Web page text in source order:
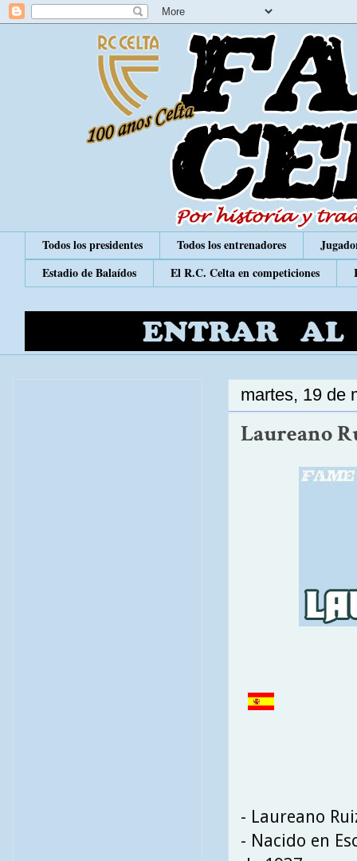
Todos los presidentes Todos los entrenadores
Estadio de Balaídos
El R.C. Celta en competiciones
martes, 19 de
Laureano
- Laureano
- Nacido en